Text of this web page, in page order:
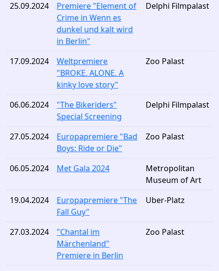
25.09.2024
Premiere "Element of
Crime in Wenn es
dunkel und kalt wird
in Berlin"
Delphi Filmpalast
17.09.2024
Weltpremiere
"BROKE. ALONE. A
kinky love story"
Zoo Palast
06.06.2024
"The Bikeriders"
Special Screening
Delphi Filmpalast
27.05.2024
Europapremiere "Bad
Boys: Ride or Die"
Zoo Palast
06.05.2024 Met Gala 2024
Metropolitan
Museum of Art
19.04.2024
Europapremiere "The
Fall Guy"
Uber-Platz
27.03.2024
"Chantal im
Märchenland"
Premiere in Berlin
Zoo Palast